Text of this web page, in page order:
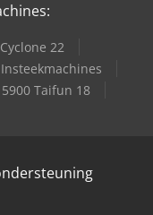
22
Insteekmachines
Taifun 18